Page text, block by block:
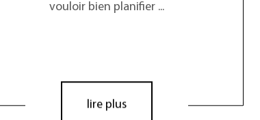
vouloir bien planifier ...
lire plus